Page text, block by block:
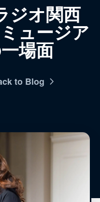
ジオ関西
ュージア
場面
to Blog